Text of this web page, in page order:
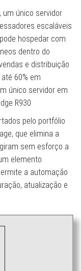
, um único servidor
escaláveis
hospedar com
dentro do
e distribuição
60% em
único servidor em
R930
pelo portfólio
que elimina a
sem esforço a
elemento
a automação
atualização e